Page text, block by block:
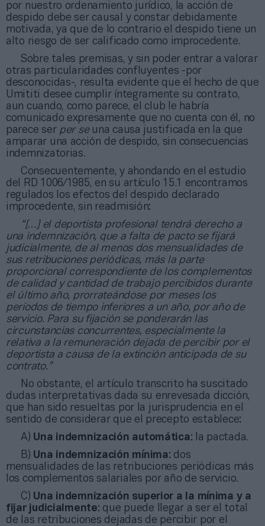
por nuestro ordenamiento jurídico, la acción de
despido debe ser causal y constar debidamente
motivada, ya que de lo contrario el despido tiene un
alto riesgo de ser calificado como improcedente.
Sobre tales premisas, y sin poder entrar a valorar
otras particularidades confluyentes -por
desconocidas-, resulta evidente que el hecho de que
Umititi desee cumplir íntegramente su contrato,
aun cuando, como parece, el club le habría
comunicado expresamente que no cuenta con él, no
parece ser per seuna causa justificada en la que
amparar una acción de despido, sin consecuencias
indemnizatorias.
Consecuentemente, y ahondando en el estudio
del RD 1006/1985, en su artículo 15.1 encontramos
regulados los efectos del despido declarado
improcedente, sin readmisión:
“[…] el deportista profesional tendrá derecho a
una indemnización, que a falta de pacto se fijará
judicialmente, de al menos dos mensualidades de
sus retribuciones periódicas, más la parte
proporcional correspondiente de los complementos
de calidad y cantidad de trabajo percibidos durante
el último año, prorrateándose por meses los
períodos de tiempo inferiores a un año, por año de
servicio. Para su fijación se ponderarán las
circunstancias concurrentes, especialmente la
relativa a la remuneración dejada de percibir por el
deportista a causa de la extinción anticipada de su
contrato.”
No obstante, el artículo transcrito ha suscitado
dudas interpretativas dada su enrevesada dicción,
que han sido resueltas por la jurisprudencia en el
sentido de considerar que el precepto establece:
A) Una indemnización automática: la pactada.
B) Una indemnización mínima: dos
mensualidades de las retribuciones periódicas más
los complementos salariales por año de servicio.
C) Una indemnización superior a la mínima y a
fijar judicialmente: que puede llegar a ser el total
de las retribuciones dejadas de percibir por el